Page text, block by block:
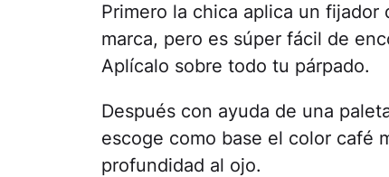
Primero la chica aplica un
marca, pero es súper fácil de
Aplícalo sobre todo tu párpado.
Después con ayuda de una
escoge como base el color café
profundidad al ojo.